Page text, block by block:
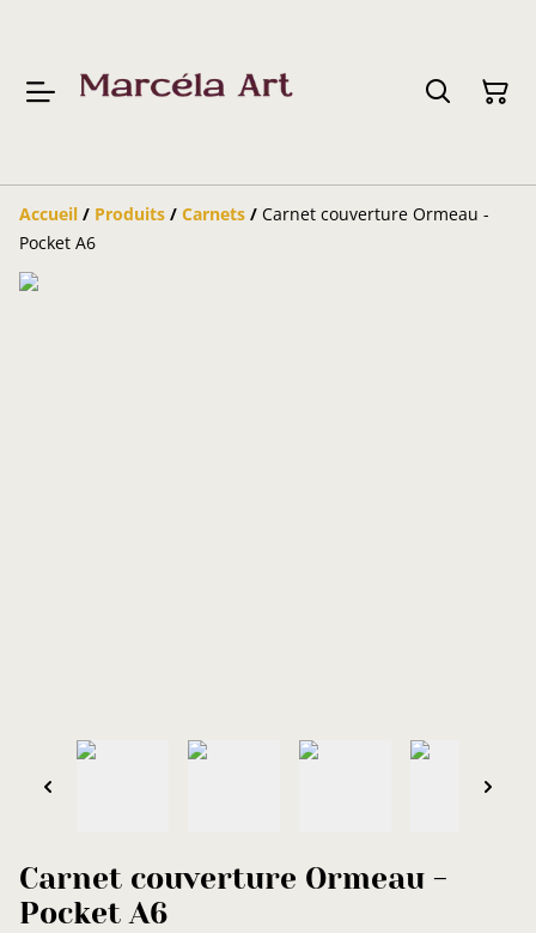
Accueil / Produits / Carnets / Carnet couverture Ormeau -
Pocket A6
Carnet couverture Ormeau -
Pocket A6